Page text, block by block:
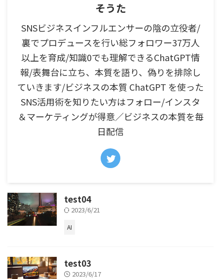
そうた
SNSビジネスインフルエンサーの陰の立役者/
裏でプロデュースを行い総フォロワー37万人
以上を育成/知識0でも理解できるChatGPT情
報/表舞台に立ち、本質を語り、偽りを排除し
ていきます/ビジネスの本質 ChatGPT を使った
SNS活用術を知りたい方はフォロー/インスタ
＆マーケティングが得意／ビジネスの本質を毎
日配信
test04
2023/6/21
AI
test03
2023/6/17